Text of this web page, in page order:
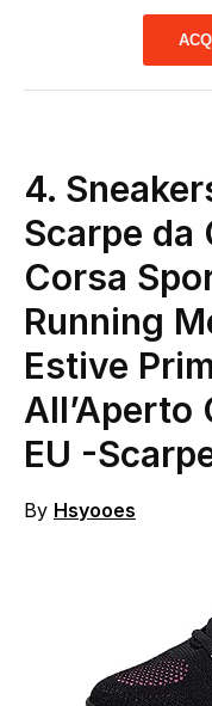
4.
Scarpe da
Corsa
Running
Estive
All’Aperto
EU -
By Hsyooes